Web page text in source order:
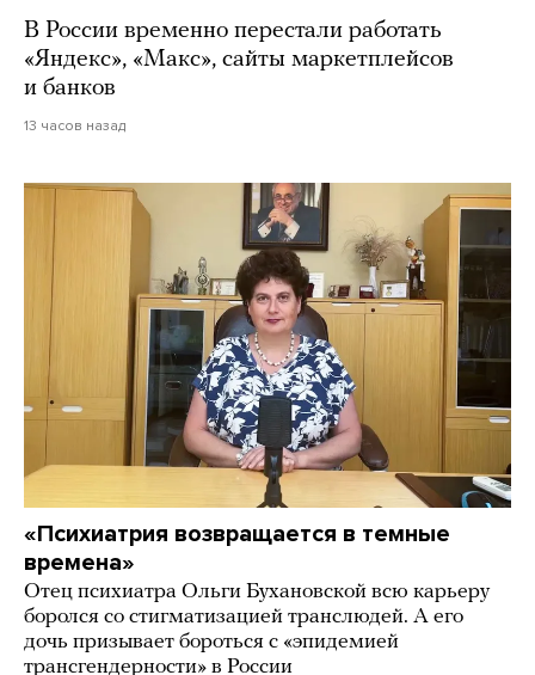
В России временно перестали работать
«Яндекс», «Макс», сайты маркетплейсов
и банков
13 часов назад
«Психиатрия возвращается в темные
времена»
Отец психиатра Ольги Бухановской всю карьеру
боролся со стигматизацией транслюдей. А его
дочь призывает бороться с «эпидемией
трансгендерности» в России